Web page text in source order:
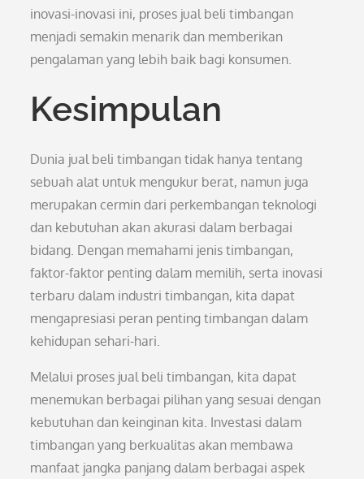
inovasi-inovasi ini, proses jual beli timbangan
menjadi semakin menarik dan memberikan
pengalaman yang lebih baik bagi konsumen.
Kesimpulan
Dunia jual beli timbangan tidak hanya tentang
sebuah alat untuk mengukur berat, namun juga
merupakan cermin dari perkembangan teknologi
dan kebutuhan akan akurasi dalam berbagai
bidang. Dengan memahami jenis timbangan,
faktor-faktor penting dalam memilih, serta inovasi
terbaru dalam industri timbangan, kita dapat
mengapresiasi peran penting timbangan dalam
kehidupan sehari-hari.
Melalui proses jual beli timbangan, kita dapat
menemukan berbagai pilihan yang sesuai dengan
kebutuhan dan keinginan kita. Investasi dalam
timbangan yang berkualitas akan membawa
manfaat jangka panjang dalam berbagai aspek